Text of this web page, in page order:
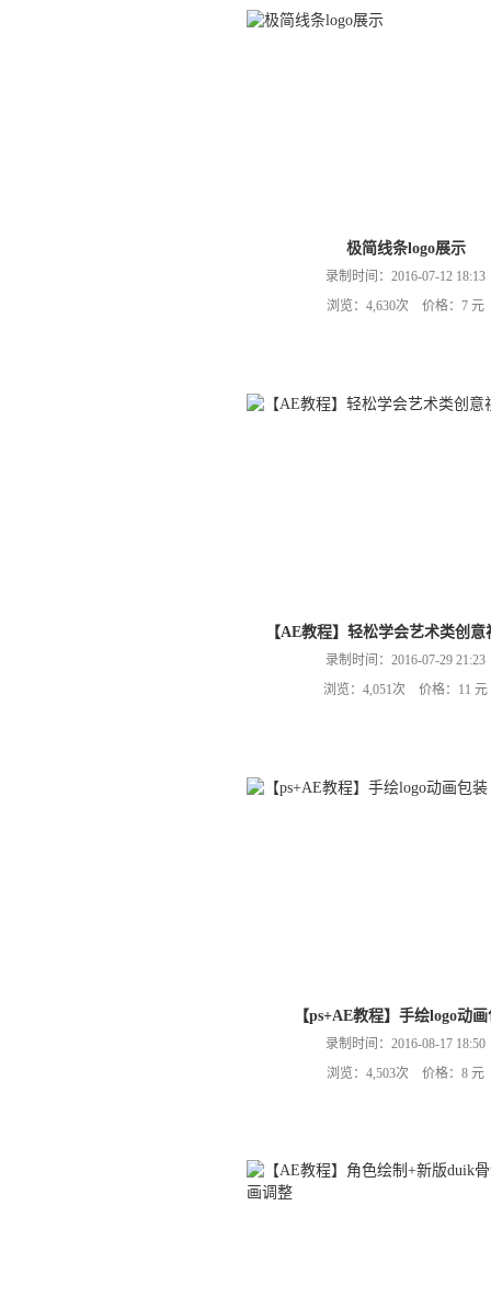
极简线条logo展示
录制时间：2016-07-12 18:13
浏览：4,630次 价格：7 元
【AE教程】轻松学会艺术类创意
录制时间：2016-07-29 21:23
浏览：4,051次 价格：11 元
【ps+AE教程】手绘logo动
录制时间：2016-08-17 18:50
浏览：4,503次 价格：8 元